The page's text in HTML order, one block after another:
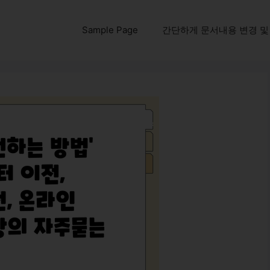
Sample Page 간단하게 문서내용 변경